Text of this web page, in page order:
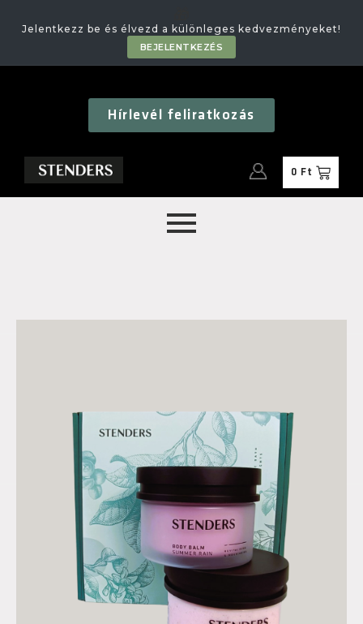
Jelentkezz be és élvezd a különleges kedvezményeket!
BEJELENTKEZÉS
Hírlevél feliratkozás
0 Ft